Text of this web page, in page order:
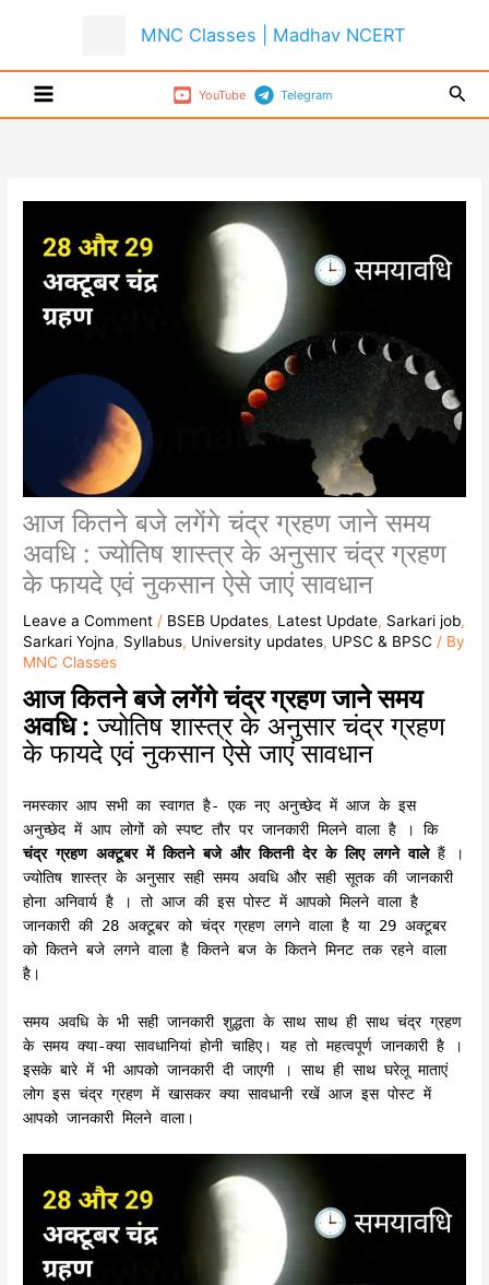
MNC Classes | Madhav NCERT
YouTube Telegram
आज कितने बजे लगेंगे चंद्र ग्रहण जाने समय
अवधि : ज्योतिष शास्त्र के अनुसार चंद्र ग्रहण
के फायदे एवं नुकसान ऐसे जाएं सावधान
Leave a Comment / BSEB Updates, Latest Update, Sarkari job,
Sarkari Yojna, Syllabus, University updates, UPSC & BPSC / By
MNC Classes
आज कितने बजे लगेंगे चंद्र ग्रहण जाने समय
अवधि : ज्योतिष शास्त्र के अनुसार चंद्र ग्रहण
के फायदे एवं नुकसान ऐसे जाएं सावधान
नमस्कार आप सभी का स्वागत है- एक नए अनुच्छेद में आज के इस
अनुच्छेद में आप लोगों को स्पष्ट तौर पर जानकारी मिलने वाला है । कि
चंद्र ग्रहण अक्टूबर में कितने बजे और कितनी देर के लिए लगने वालेहैं ।
ज्योतिष शास्त्र के अनुसार सही समय अवधि और सही सूतक की जानकारी
होना अनिवार्य है । तो आज की इस पोस्ट में आपको मिलने वाला है
जानकारी की 28 अक्टूबर को चंद्र ग्रहण लगने वाला है या 29 अक्टूबर
को कितने बजे लगने वाला है कितने बज के कितने मिनट तक रहने वाला
है।
समय अवधि के भी सही जानकारी शुद्धता के साथ साथ ही साथ चंद्र ग्रहण
के समय क्या-क्या सावधानियां होनी चाहिए। यह तो महत्वपूर्ण जानकारी है ।
इसके बारे में भी आपको जानकारी दी जाएगी । साथ ही साथ घरेलू माताएं
लोग इस चंद्र ग्रहण में खासकर क्या सावधानी रखें आज इस पोस्ट में
आपको जानकारी मिलने वाला।